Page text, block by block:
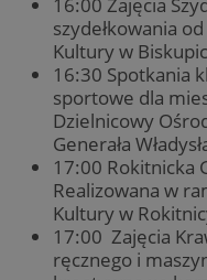
16:00 Zajęcia
szydełkowania
Kultury w
16:30 Spotkania
sportowe dla
Dzielnicowy
Generała
17:00 Rokitnicka
Realizowana w
Kultury w
17:00 Zajęcia
ręcznego i